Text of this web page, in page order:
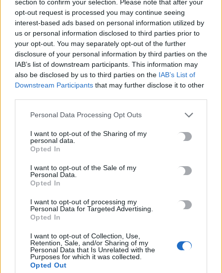
section to confirm your selection. Please note that after your
opt-out request is processed you may continue seeing
interest-based ads based on personal information utilized by
us or personal information disclosed to third parties prior to
your opt-out. You may separately opt-out of the further
disclosure of your personal information by third parties on the
IAB’s list of downstream participants. This information may
also be disclosed by us to third parties on the IAB’s List of
Downstream Participants that may further disclose it to other
Personal Data Processing Opt Outs
I want to opt-out of the Sharing of my
personal data.
Opted In
I want to opt-out of the Sale of my
Personal Data.
Opted In
I want to opt-out of processing my
Personal Data for Targeted Advertising.
Opted In
I want to opt-out of Collection, Use,
Retention, Sale, and/or Sharing of my
Personal Data that Is Unrelated with the
Purposes for which it was collected.
Opted Out
TRENDING
#ΣΚΙΑΘΟΣ #ΒΙΑΣΜΟΣ ΑΝΗΛΙΚΟΥ #ΧΑΝΙΑ # ΚΛΟΠΗ
ΣΧΕΤΙΚΆ ΆΡΘΡΑ